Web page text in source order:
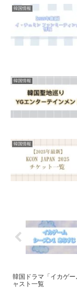
韓国情報
韓国情報
韓国情報
韓国ドラマ「イカゲ
ャスト一覧